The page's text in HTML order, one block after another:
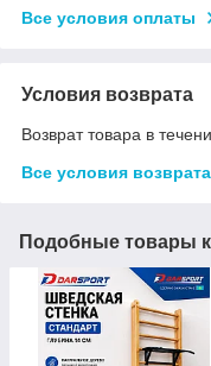
Все условия оплаты
Условия возврата
Возврат товара в
Все условия возврата
Подобные товары